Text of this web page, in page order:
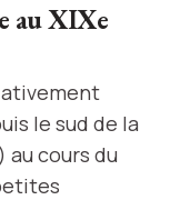
au XIXe
le sud de la
cours du